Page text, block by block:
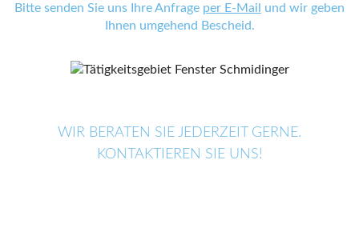
Bitte senden Sie uns Ihre Anfrage per E-Mail
und wir geben
Ihnen umgehend Bescheid.
WIR BERATEN SIE JEDERZEIT GERNE.
KONTAKTIEREN SIE UNS!